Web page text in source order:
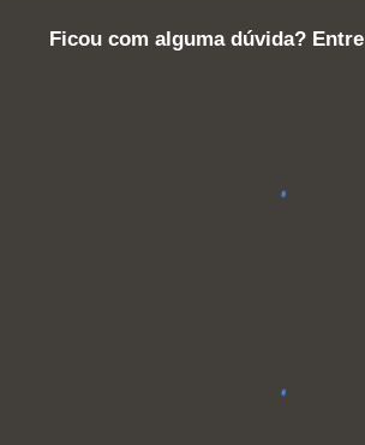
Ficou com alguma dúvida?